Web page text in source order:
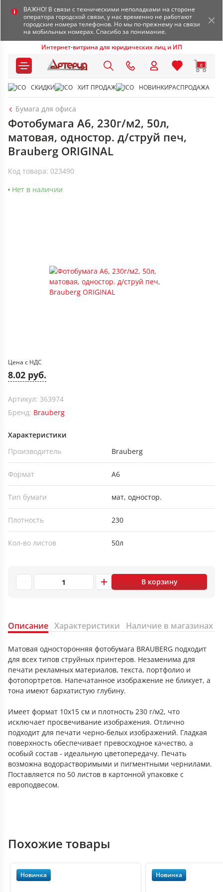
ВАЖНО! В связи с техническими неполадками на стороне
оператора городской связи, у нас временно не работают
городские номера телефонов. Но мы по-прежнему на связи
на мобильных номерах. Спасибо за понимание.
Интернет-витрина для юридических лиц и ИП
0
СКИДКИ ХИТ ПРОДАЖ НОВИНКИРАСПРОДАЖА
Бумага для офиса
Фотобумага А6, 230г/м2, 50л,
матовая, одностор. д/струй печ,
Brauberg ORIGINAL
Код товара: 023490
Нет в наличии
Цена с НДС
8.02 руб.
Артикул: 363974
Бренд: Brauberg
Характеристики
Производитель
Brauberg
Формат А6
Тип бумаги мат, одностор.
Плотность 230
Кол-во листов 50л
В корзину
Описание Характеристики Наличие в магазинах
Матовая односторонняя фотобумага BRAUBERG подходит
для всех типов струйных принтеров. Незаменима для
печати рекламных материалов, текста, портфолио и
фотопортретов. Напечатанное изображение не бликует, а
тона имеют бархатистую глубину.
Имеет формат 10х15 см и плотность 230 г/м2, что
исключает просвечивание изображения. Отлично
подходит для печати черно-белых изображений. Гладкая
поверхность обеспечивает превосходное качество, а
особый состав - идеальную цветопередачу. Печать
возможна водорастворимыми и пигментными чернилами.
Поставляется по 50 листов в картонной упаковке с
европодвесом.
Похожие товары
Новинка Новинка